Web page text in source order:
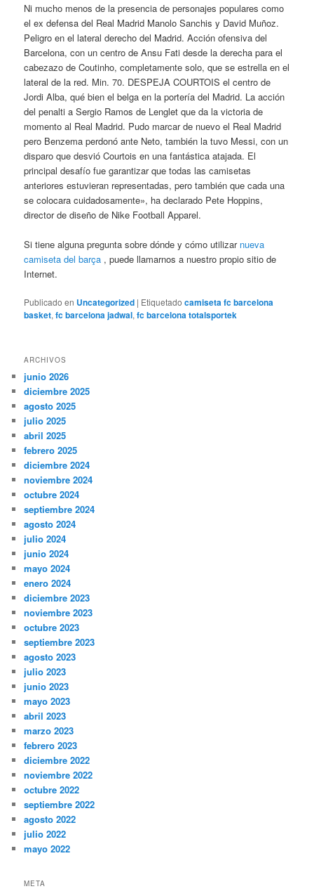
Ni mucho menos de la presencia de personajes populares como
el ex defensa del Real Madrid Manolo Sanchis y David Muñoz.
Peligro en el lateral derecho del Madrid. Acción ofensiva del
Barcelona, con un centro de Ansu Fati desde la derecha para el
cabezazo de Coutinho, completamente solo, que se estrella en el
lateral de la red. Min. 70. DESPEJA COURTOIS el centro de
Jordi Alba, qué bien el belga en la portería del Madrid. La acción
del penalti a Sergio Ramos de Lenglet que da la victoria de
momento al Real Madrid. Pudo marcar de nuevo el Real Madrid
pero Benzema perdonó ante Neto, también la tuvo Messi, con un
disparo que desvió Courtois en una fantástica atajada. El
principal desafío fue garantizar que todas las camisetas
anteriores estuvieran representadas, pero también que cada una
se colocara cuidadosamente», ha declarado Pete Hoppins,
director de diseño de Nike Football Apparel.
Si tiene alguna pregunta sobre dónde y cómo utilizar nueva
camiseta del barça , puede llamarnos a nuestro propio sitio de
Internet.
Publicado en Uncategorized | Etiquetado camiseta fc barcelona
basket,fc barcelona jadwal,fc barcelona totalsportek
ARCHIVOS
junio 2026
diciembre 2025
agosto 2025
julio 2025
abril 2025
febrero 2025
diciembre 2024
noviembre 2024
octubre 2024
septiembre 2024
agosto 2024
julio 2024
junio 2024
mayo 2024
enero 2024
diciembre 2023
noviembre 2023
octubre 2023
septiembre 2023
agosto 2023
julio 2023
junio 2023
mayo 2023
abril 2023
marzo 2023
febrero 2023
diciembre 2022
noviembre 2022
octubre 2022
septiembre 2022
agosto 2022
julio 2022
mayo 2022
META